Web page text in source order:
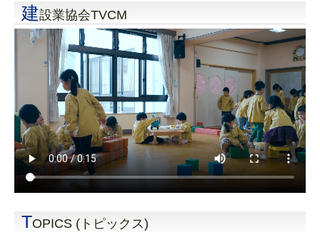
建設業協会TVCM
TOPICS (トピックス)